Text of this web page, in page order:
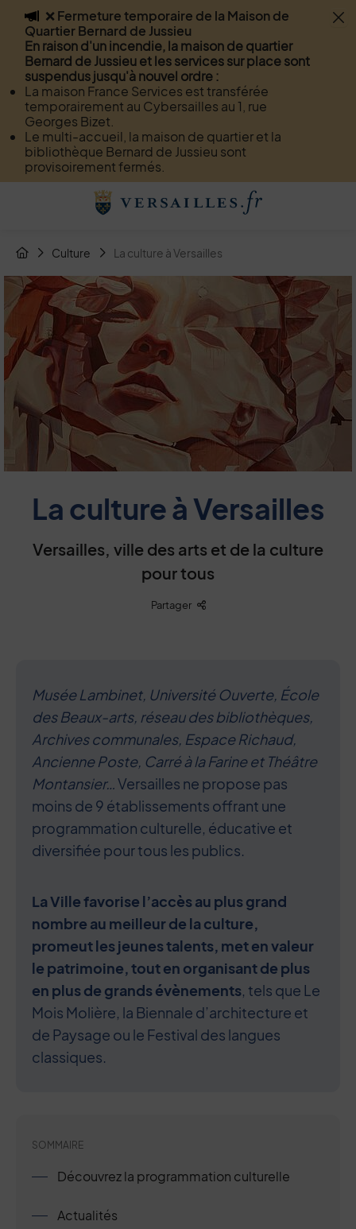
Flash info
❌ Fermeture temporaire de la Maison de
Quartier Bernard de Jussieu
En raison d'un incendie, la maison de quartier
Bernard de Jussieu et les services sur place sont
suspendus jusqu'à nouvel ordre :
La maison France Services est transférée
temporairement au Cybersailles au 1, rue
Georges Bizet.
Le multi-accueil, la maison de quartier et la
bibliothèque Bernard de Jussieu sont
provisoirement fermés.
Menu de raccourcis
Menu
Recherche
Page de contact
Contenu
Retour à l'accueil
Fil d'Arianne de la page
Page d'accueil du site
Culture La culture à Versailles
Image d'illustration de La culture à Versailles
La culture à Versailles
Versailles, ville des arts et de la culture
pour tous
Partager Liste des liens de partage
Musée Lambinet, Université Ouverte, École
des Beaux-arts, réseau des bibliothèques,
Archives communales, Espace Richaud,
Ancienne Poste, Carré à la Farine et Théâtre
Montansier…Versailles ne propose pas
moins de 9 établissements offrant une
programmation culturelle, éducative et
diversifiée pour tous les publics.
La Ville favorise l’accès au plus grand
nombre au meilleur de la culture,
promeut les jeunes talents, met en valeur
le patrimoine, tout en organisant de plus
en plus de grands évènements, tels que Le
Mois Molière, la Biennale d’architecture et
de Paysage ou le Festival des langues
classiques.
SOMMAIRE
Découvrez la programmation culturelle
Actualités